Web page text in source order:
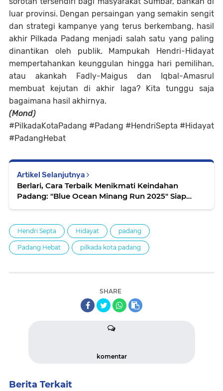
luar provinsi. Dengan persaingan yang semakin sengit
dan strategi kampanye yang terus berkembang, hasil
akhir Pilkada Padang menjadi salah satu yang paling
dinantikan oleh publik. Mampukah Hendri-Hidayat
mempertahankan keunggulan hingga hari pemilihan,
atau akankah Fadly-Maigus dan Iqbal-Amasrul
membuat kejutan di akhir laga? Kita tunggu saja
bagaimana hasil akhirnya.
(Mond)
#PilkadaKotaPadang #Padang #HendriSepta #Hidayat
#PadangHebat
Artikel Selanjutnya
Berlari, Cara Terbaik Menikmati Keindahan
Padang: "Blue Ocean Minang Run 2025" Siap
Hendri Septa Hidayat padang
Padang Hebat pilkada kota padang
SHARE
komentar
Berita Terkait